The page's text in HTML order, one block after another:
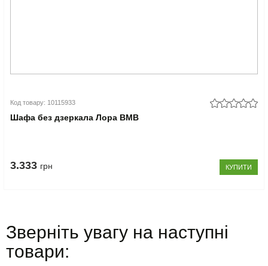
Код товару: 10115933
Шафа без дзеркала Лора ВМВ
3.333 грн КУПИТИ
Зверніть увагу на наступні
товари: